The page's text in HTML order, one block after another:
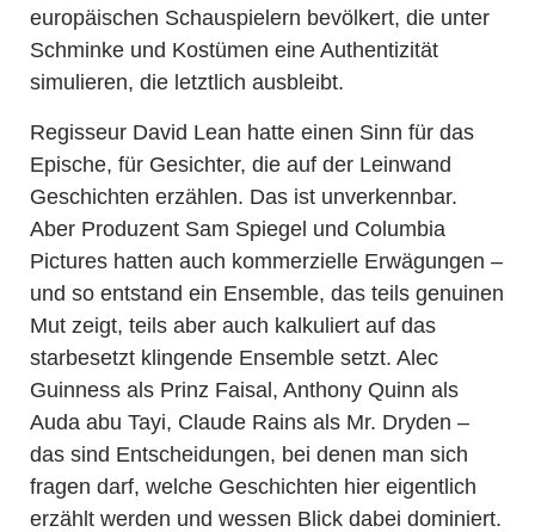
europäischen Schauspielern bevölkert, die unter
Schminke und Kostümen eine Authentizität
simulieren, die letztlich ausbleibt.
Regisseur David Lean hatte einen Sinn für das
Epische, für Gesichter, die auf der Leinwand
Geschichten erzählen. Das ist unverkennbar.
Aber Produzent Sam Spiegel und Columbia
Pictures hatten auch kommerzielle Erwägungen –
und so entstand ein Ensemble, das teils genuinen
Mut zeigt, teils aber auch kalkuliert auf das
starbesetzt klingende Ensemble setzt. Alec
Guinness als Prinz Faisal, Anthony Quinn als
Auda abu Tayi, Claude Rains als Mr. Dryden –
das sind Entscheidungen, bei denen man sich
fragen darf, welche Geschichten hier eigentlich
erzählt werden und wessen Blick dabei dominiert.